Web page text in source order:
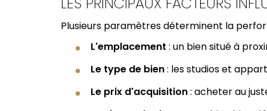
Plusieurs paramètres déterminent la
L'emplacement : un bien situé à
Le type de bien: les studios et
Le prix d'acquisition: acheter au